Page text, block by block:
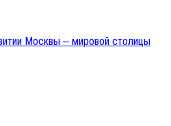
Москвы ‒ мировой столицы